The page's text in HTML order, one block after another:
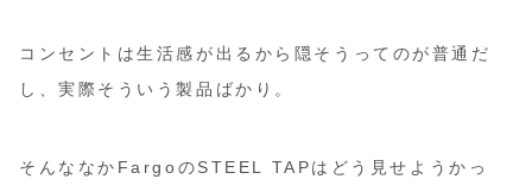
コンセントは生活感が出るから隠そうってのが普通だ
し、実際そういう製品ばかり。
そんななかFargoのSTEEL TAPはどう見せようかっ